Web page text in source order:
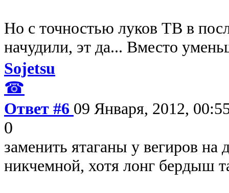
Но с точностью луков ТВ в
начудили, эт да... Вместо
Sojetsu
☎
Ответ #6 09 Января, 2012,
0
заменить ятаганы у вегиров на
никчемной, хотя лонг бердыш